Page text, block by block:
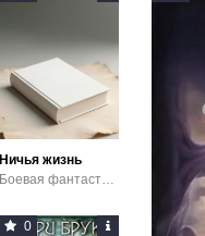
Ничья жизнь
Боевая фантастика
0